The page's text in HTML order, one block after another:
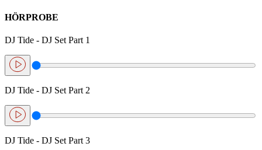
HÖRPROBE
DJ Tide - DJ Set Part 1
DJ Tide - DJ Set Part 2
DJ Tide - DJ Set Part 3